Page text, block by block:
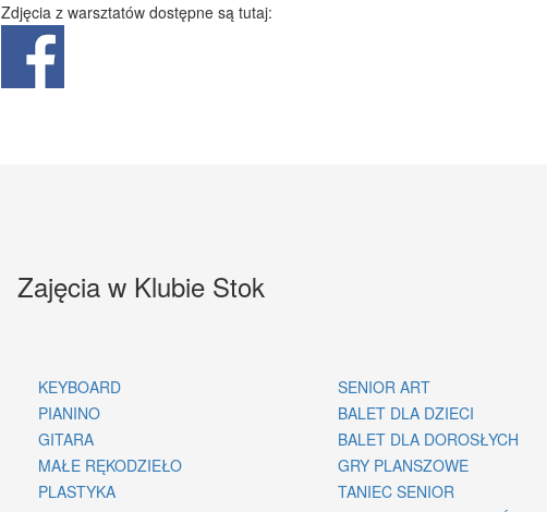
Zdjęcia z warsztatów dostępne są tutaj:
Zajęcia w Klubie Stok
KEYBOARD
SENIOR ART
PIANINO
BALET DLA DZIECI
GITARA
BALET DLA DOROSŁYCH
MAŁE RĘKODZIEŁO
GRY PLANSZOWE
PLASTYKA
TANIEC SENIOR